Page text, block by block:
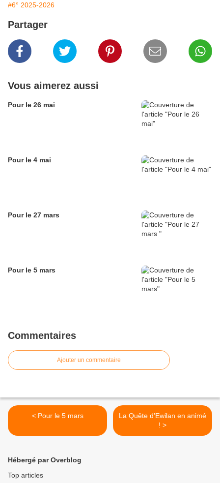
#6° 2025-2026
Partager
Vous aimerez aussi
Pour le 26 mai
Pour le 4 mai
Pour le 27 mars
Pour le 5 mars
Commentaires
Ajouter un commentaire
< Pour le 5 mars
La Quête d'Ewilan en animé
! >
Hébergé par Overblog
Top articles